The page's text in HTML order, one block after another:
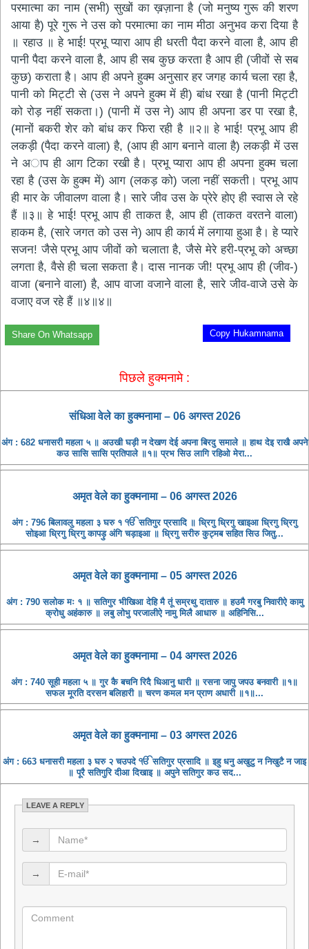
परमात्मा का नाम (सभी) सुखों का ख़ज़ाना है (जो मनुष्य​ गुरू की शरण
आया है) पूरे गुरू ने उस को परमात्मा का नाम मीठा अनुभव करा दिया है
॥ रहाउ ॥ हे भाई! प्रभू प्यारा आप ही धरती पैदा करने वाला है, आप ही
पानी पैदा करने​ वाला है, आप ही सब कुछ करता है आप ही (जीवों से सब
कुछ) कराता है। आप ही अपने हुक्म अनुसार हर जगह कार्य चला रहा है,
पानी को मिट्टी से (उस ने अपने हुक्म में ही) बांध रखा है (पानी मिट्टी
को रोड़ नहीं सकता।) (पानी में उस ने) आप ही अपना डर पा रखा है,
(मानों बकरी शेर को बांध कर फिरा रही है ॥२॥ हे भाई! प्रभू आप ही
लकड़ी (पैदा करने​ वाला) है, (आप ही आग बनाने वाला है) लकड़ी में उस
ने अाप ही आग टिका रखी है। प्रभू प्यारा आप ही अपना हुक्म चला
रहा है (उस के हुक्म में) आग (लकड़ को) जला नहीं सकती। प्रभू आप
ही मार के जीवालण वाला है। सारे जीव उस के प्रेरे होए ही स्वास ले रहे
हैं ॥३॥ हे भाई! प्रभू आप ही ताकत है, आप ही (ताकत वरतने वाला)
हाकम है, (सारे जगत को उस ने) आप ही कार्य में लगाया हुआ है। हे प्यारे
सजन! जैसे प्रभू आप जीवों को चलाता है, जैसे मेरे हरी-प्रभू को अच्छा
लगता है, वैसे ही चला​ सकता है। दास नानक जी! प्रभू आप ही (जीव-)
वाजा (बनाने वाला) है, आप वाजा वजाने वाला है, सारे जीव-वाजे उसे के
वजाए वज रहे हैं ॥४॥४॥
Copy Hukamnama
Share On Whatsapp
पिछले हुक्मनामे :
संधिआ ​​वेले का हुक्मनामा – 06 अगस्त 2026
अंग : 682 धनासरी महला ५ ॥ अउखी घड़ी न देखण देई अपना बिरदु समाले ॥ हाथ देइ राखै अपने
कउ सासि सासि प्रतिपाले ॥१॥ प्रभ सिउ लागि रहिओ मेरा...
अमृत ​​वेले का हुक्मनामा – 06 अगस्त 2026
अंग : 796 बिलावलु महला ३ घरु १ ੴ सतिगुर प्रसादि ॥ ध्रिगु ध्रिगु खाइआ ध्रिगु ध्रिगु
सोइआ ध्रिगु ध्रिगु कापड़ु अंगि चड़ाइआ ॥ ध्रिगु सरीरु कुट्मब सहित सिउ जितु...
अमृत ​​वेले का हुक्मनामा – 05 अगस्त 2026
अंग : 790 सलोक मः १ ॥ सतिगुर भीखिआ देहि मै तूं सम्रथु दातारु ॥ हउमै गरबु निवारीऐ कामु
क्रोधु अहंकारु ॥ लबु लोभु परजालीऐ नामु मिलै आधारु ॥ अहिनिसि...
अमृत ​​वेले का हुक्मनामा – 04 अगस्त 2026
अंग : 740 सूही महला ५ ॥ गुर कै बचनि रिदै धिआनु धारी ॥ रसना जापु जपउ बनवारी ॥१॥
सफल मूरति दरसन बलिहारी ॥ चरण कमल मन प्राण अधारी ॥१॥...
अमृत ​​वेले का हुक्मनामा – 03 अगस्त 2026
अंग : 663 धनासरी महला ३ घरु २ चउपदे ੴ सतिगुर प्रसादि ॥ इहु धनु अखुटु न निखुटै न जाइ
॥ पूरै सतिगुरि दीआ दिखाइ ॥ अपुने सतिगुर कउ सद...
LEAVE A REPLY
→
→